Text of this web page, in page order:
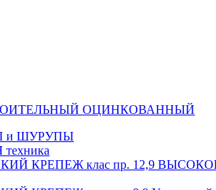
ОЦИНКОВАННЫЙ
и ШУРУПЫ
КРЕПЕЖ клас пр. 12,9